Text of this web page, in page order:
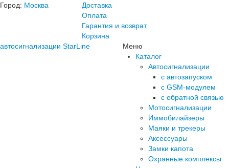
Город: Москва
Доставка
Оплата
Гарантия и возврат
Корзина
автосигнализации StarLine
Меню
Каталог
Автосигнализации
с автозапуском
с GSM-модулем
с обратной связью
Мотосигнализации
Иммобилайзеры
Маяки и трекеры
Аксессуары
Замки капота
Охранные комплексы